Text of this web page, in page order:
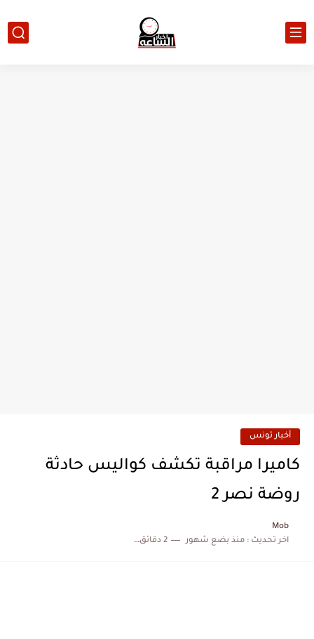
أخبار تونس
كاميرا مراقبة تكشف كواليس حادثة
روضة نصر 2
Mob
اخر تحديث :منذ بضع شهور 2 دقائق للقراءة